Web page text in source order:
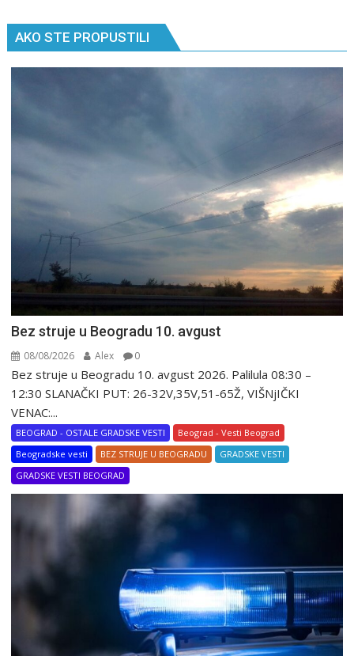
AKO STE PROPUSTILI
Bez struje u Beogradu 10. avgust
08/08/2026 Alex 0
Bez struje u Beogradu 10. avgust 2026. Palilula 08:30 –
12:30 SLANAČKI PUT: 26-32V,35V,51-65Ž, VIŠNjIČKI
VENAC:...
BEOGRAD - OSTALE GRADSKE VESTI
Beograd - Vesti Beograd
Beogradske vesti
BEZ STRUJE U BEOGRADU
GRADSKE VESTI
GRADSKE VESTI BEOGRAD